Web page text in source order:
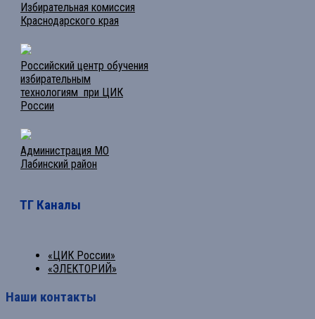
Избирательная комиссия
Краснодарского края
Российский центр обучения
избирательным
технологиям при ЦИК
России
Администрация МО
Лабинский район
ТГ Каналы
«ЦИК России»
«ЭЛЕКТОРИЙ»
Наши контакты